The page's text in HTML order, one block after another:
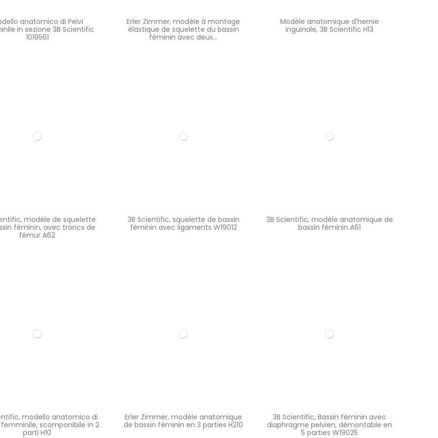
anatomico di Pelvi
in sezione 3B Scientific
1019561
Erler Zimmer, modèle à montage
élastique de squelette du bassin
féminin avec deux...
Modèle anatomique d'hernie
inguinale, 3B Scientific H13
modèle de squelette
féminin, avec troncs de
fémur A62
3B Scientific, squelette de bassin
féminin avec ligaments W19012
3B Scientific, modèle anatomique de
bassin féminin A61
modello anatomico di
scomponibile in 2
parti H10
Erler Zimmer, modèle anatomique
de bassin féminin en 3 parties H210
3B Scientific, Bassin féminin avec
diaphragme pelvien, démontable en
5 parties W19025